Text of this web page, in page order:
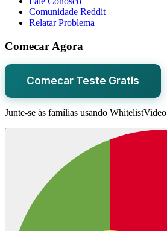
Comunidade Reddit
Relatar Problema
Comecar Agora
Comecar Teste Gratis
Junte-se às famílias usando WhitelistVideo